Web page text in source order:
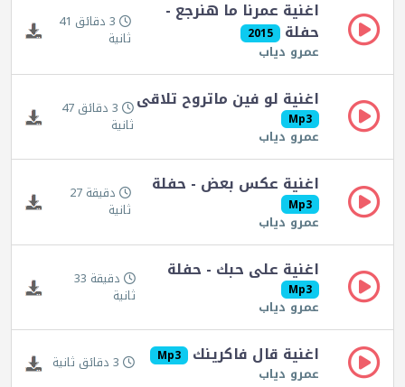
اغنية عمرنا ما هنرجع -
حفلة 2015
عمرو دياب
3 دقائق 41
ثانية
اغنية لو فين ماتروح تلاقى
Mp3
عمرو دياب
3 دقائق 47
ثانية
اغنية عكس بعض - حفلة
Mp3
عمرو دياب
دقيقة 27
ثانية
اغنية على حبك - حفلة
Mp3
عمرو دياب
دقيقة 33
ثانية
اغنية قال فاكرينك Mp3
عمرو دياب 3 دقائق ثانية